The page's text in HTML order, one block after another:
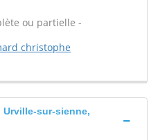
ou partielle -
christophe
sur-sienne,